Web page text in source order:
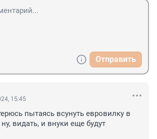
Отправить
15:45
пытаясь всунуть евровилку в
видать, и внуки еще будут